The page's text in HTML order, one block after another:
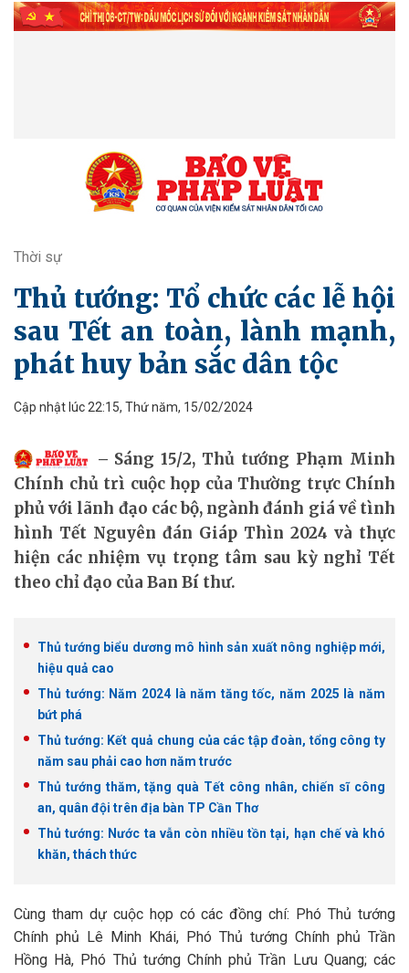
Thời sự
Thủ tướng: Tổ chức các lễ hội
sau Tết an toàn, lành mạnh,
phát huy bản sắc dân tộc
Cập nhật lúc 22:15, Thứ năm, 15/02/2024
Sáng 15/2, Thủ tướng Phạm Minh
Chính chủ trì cuộc họp của Thường trực Chính
phủ với lãnh đạo các bộ, ngành đánh giá về tình
hình Tết Nguyên đán Giáp Thìn 2024 và thực
hiện các nhiệm vụ trọng tâm sau kỳ nghỉ Tết
theo chỉ đạo của Ban Bí thư.
Thủ tướng biểu dương mô hình sản xuất nông nghiệp mới,
hiệu quả cao
Thủ tướng: Năm 2024 là năm tăng tốc, năm 2025 là năm
bứt phá
Thủ tướng: Kết quả chung của các tập đoàn, tổng công ty
năm sau phải cao hơn năm trước
Thủ tướng thăm, tặng quà Tết công nhân, chiến sĩ công
an, quân đội trên địa bàn TP Cần Thơ
Thủ tướng: Nước ta vẫn còn nhiều tồn tại, hạn chế và khó
khăn, thách thức
Cùng tham dự cuộc họp có các đồng chí: Phó Thủ tướng
Chính phủ Lê Minh Khái, Phó Thủ tướng Chính phủ Trần
Hồng Hà, Phó Thủ tướng Chính phủ Trần Lưu Quang; các